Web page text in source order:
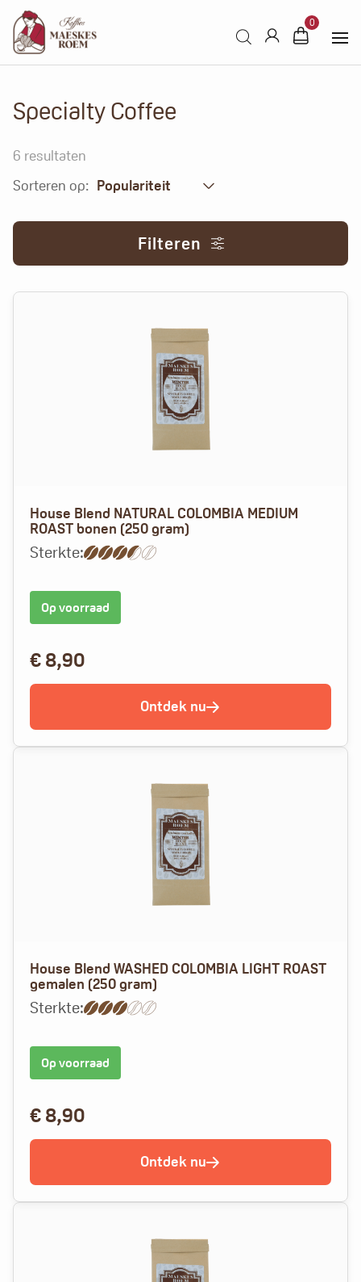
0
Specialty Coffee
6 resultaten
Sorteren op: Populariteit
Filteren
House Blend NATURAL COLOMBIA MEDIUM
ROAST bonen (250 gram)
Sterkte:
Op voorraad
€8,90
Ontdek nu
House Blend WASHED COLOMBIA LIGHT ROAST
gemalen (250 gram)
Sterkte:
Op voorraad
€8,90
Ontdek nu